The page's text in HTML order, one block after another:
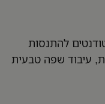
להתנסות
עיבוד שפה טבעית